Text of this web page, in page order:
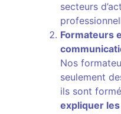
secteurs
Formateurs
Nos
seulement
ils sont
expliquer